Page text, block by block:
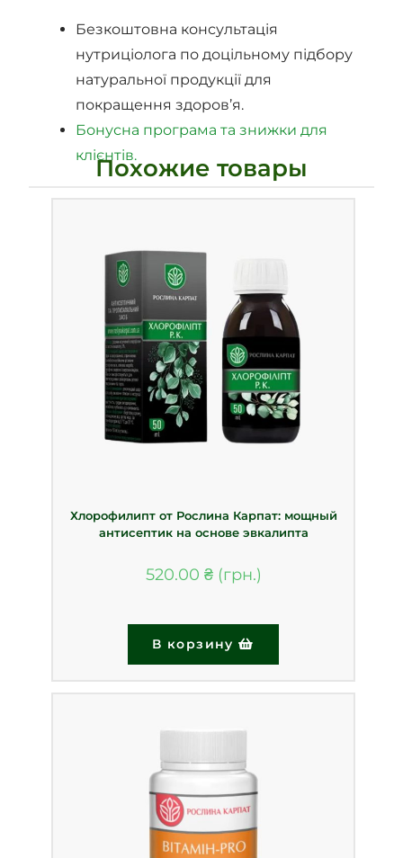
Безкоштовна консультація
нутриціолога по доцільному підбору
натуральної продукції для
покращення здоров’я.
Бонусна програма та знижки для
клієнтів.
Похожие товары
Хлорофилипт от Рослина Карпат: мощный
антисептик на основе эвкалипта
520.00 ₴
В корзину